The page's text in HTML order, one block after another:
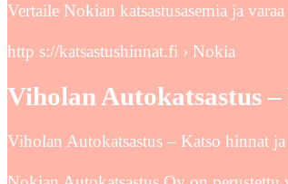
Vertaile Nokian katsastusasemia ja
http s://katsastushinnat.fi › Nokia
Viholan Autokatsastus
Viholan Autokatsastus – Katso hinnat